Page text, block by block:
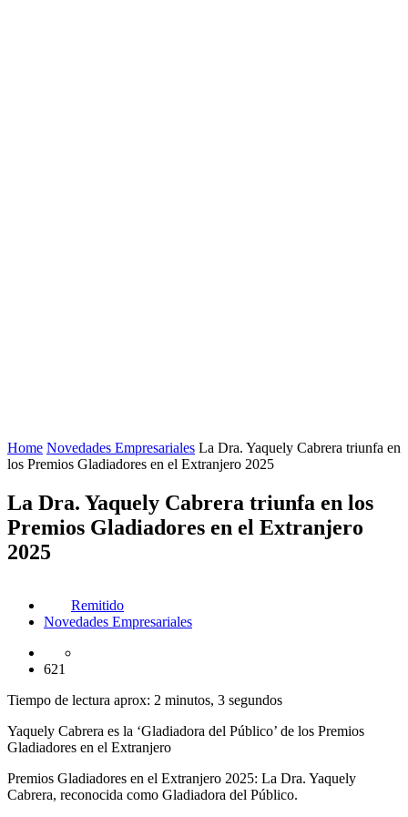
Home Novedades Empresariales La Dra. Yaquely Cabrera triunfa en
los Premios Gladiadores en el Extranjero 2025
La Dra. Yaquely Cabrera triunfa en los
Premios Gladiadores en el Extranjero
2025
Remitido
Novedades Empresariales
621
Tiempo de lectura aprox: 2 minutos, 3 segundos
Yaquely Cabrera es la ‘Gladiadora del Público’ de los Premios
Gladiadores en el Extranjero
Premios Gladiadores en el Extranjero 2025: La Dra. Yaquely
Cabrera, reconocida como Gladiadora del Público.